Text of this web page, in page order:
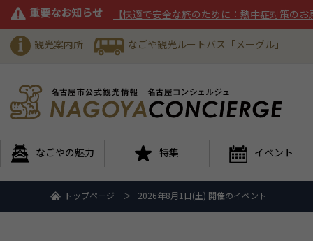
重要なお知らせ 【快適で安全な旅のために：熱中症対策の
観光案内所 なごや観光ルートバス「メーグル」
なごやの魅力 特集 イベント
トップページ 2026年8月1日(土) 開催のイベント